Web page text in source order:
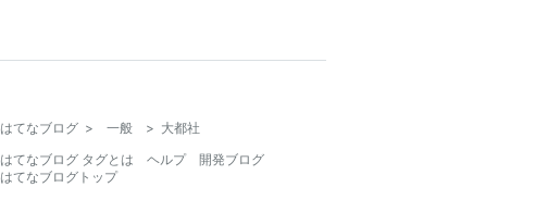
はてなブログ > 一般 > 大都社
はてなブログ タグとは
ヘルプ
開発ブログ
はてなブログトップ